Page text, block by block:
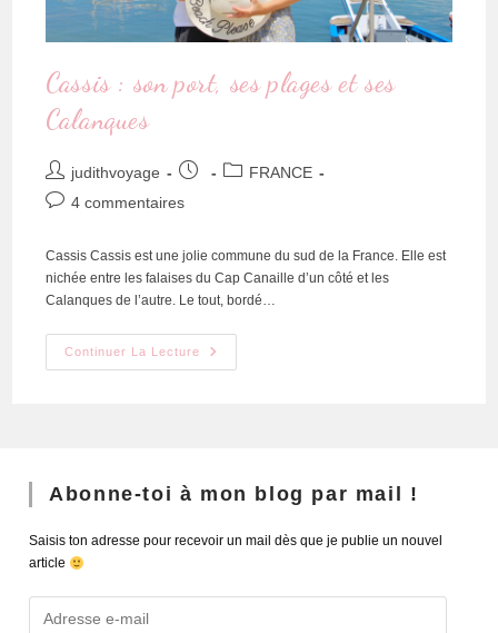
Cassis : son port, ses plages et ses
Calanques
judithvoyage
FRANCE
4 commentaires
Cassis Cassis est une jolie commune du sud de la France. Elle est
nichée entre les falaises du Cap Canaille d’un côté et les
Calanques de l’autre. Le tout, bordé…
Continuer La Lecture
Abonne-toi à mon blog par mail !
Saisis ton adresse pour recevoir un mail dès que je publie un nouvel
article